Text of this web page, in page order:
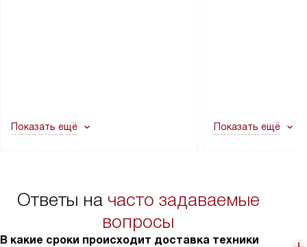
в гарантийном ремонте в будущем.
Показать ещё
не включаются:
в условиях
Показать ещё
Ответы на часто задаваемые
вопросы
В какие сроки происходит доставка техники